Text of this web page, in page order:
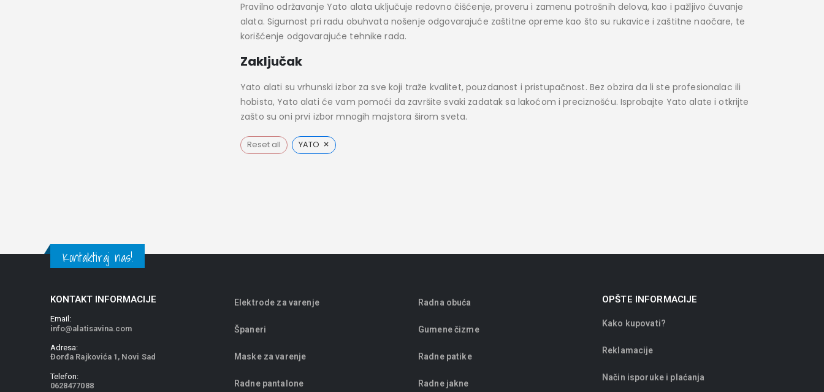
Pravilno održavanje Yato alata uključuje redovno čišćenje, proveru i zamenu potrošnih delova, kao i pažljivo čuvanje
alata. Sigurnost pri radu obuhvata nošenje odgovarajuće zaštitne opreme kao što su rukavice i zaštitne naočare, te
korišćenje odgovarajuće tehnike rada.
Zaključak
Yato alati su vrhunski izbor za sve koji traže kvalitet, pouzdanost i pristupačnost. Bez obzira da li ste profesionalac ili
hobista, Yato alati će vam pomoći da završite svaki zadatak sa lakoćom i preciznošću. Isprobajte Yato alate i otkrijte
zašto su oni prvi izbor mnogih majstora širom sveta.
Reset all YATO ×
Kontaktiraj nas!
KONTAKT INFORMACIJE
Email:
info@alatisavina.com
Adresa:
Đorđa Rajkovića 1, Novi Sad
Telefon:
0628477088
Elektrode za varenje
Španeri
Maske za varenje
Radne pantalone
Radna obuća
Gumene čizme
Radne patike
Radne jakne
OPŠTE INFORMACIJE
Kako kupovati?
Reklamacije
Način isporuke i plaćanja